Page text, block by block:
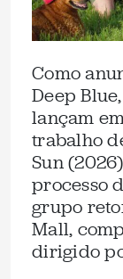
Como
Deep
lançam
trabalho
Sun
processo
grupo
Mall,
dirigido